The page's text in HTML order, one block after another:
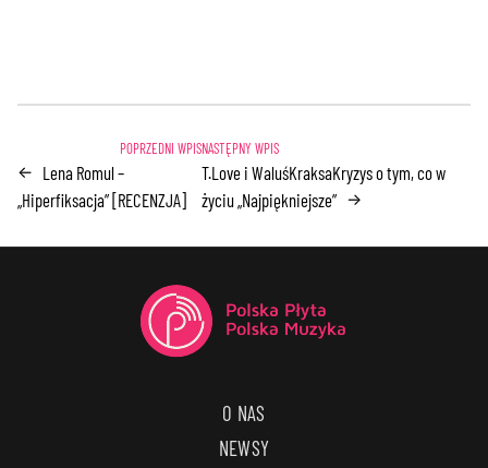
← Lena Romul –
„Hiperfiksacja” [RECENZJA]
T.Love i WaluśKraksaKryzys o tym, co w
życiu „Najpiękniejsze” →
O NAS
NEWSY